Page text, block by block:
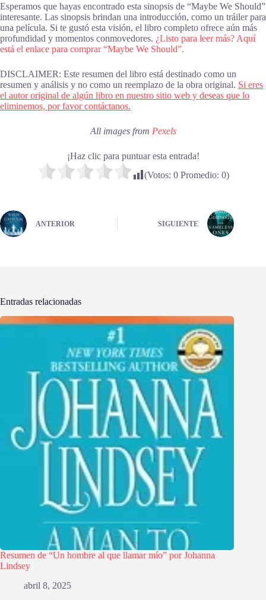
Esperamos que hayas encontrado esta sinopsis de “Maybe We Should”
interesante. Las sinopsis brindan una introducción, como un tráiler para
una película. Si te gustó esta visión, el libro completo ofrece aún más
profundidad y momentos conmovedores. ¿Listo para leer más? Aquí
está el enlace para comprar “Maybe We Should”.
DISCLAIMER: Este resumen del libro está destinado como un
resumen y análisis y no como un reemplazo de la obra original. Si eres
el autor original de algún libro en nuestro sitio web y deseas que lo
eliminemos, por favor contáctanos.
All images from Pexels
¡Haz clic para puntuar esta entrada!
(Votos: 0Promedio: 0)
ANTERIOR SIGUIENTE
Entradas relacionadas
Resumen de “Un hombre al que llamar mío” por Johanna
Lindsey
abril 8, 2025